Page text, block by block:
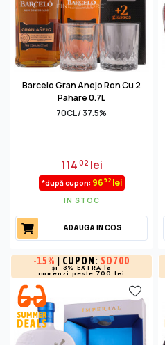
Barcelo Gran Anejo Ron Cu 2
Pahare 0.7L
70CL / 37.5%
11402lei
*după cupon: 9692lei
IN STOC
ADAUGA IN COS
-15% | CUPON: SD700
și -3% EXTRA la
comenzi peste 700 lei